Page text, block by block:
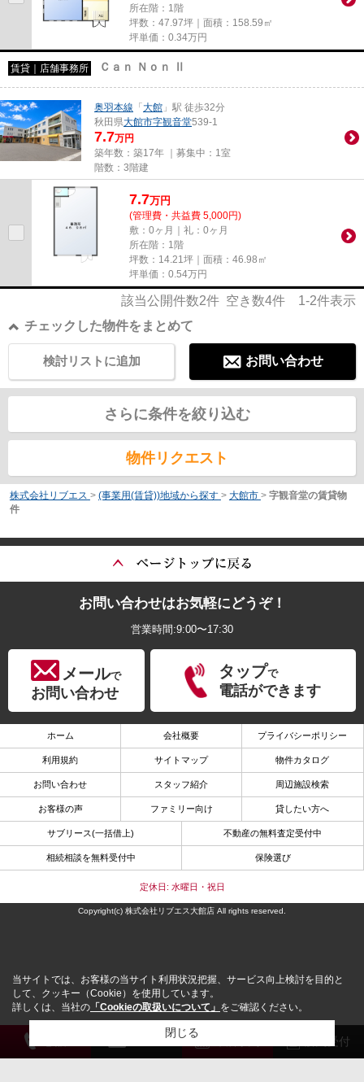
所在階：1階
坪数：47.97坪｜面積：158.59㎡
坪単価： 0.34万円
賃貸｜店舗事務所 Ｃａｎ Ｎｏｎ Ⅱ
奥羽本線 「 大館 」駅 徒歩32分
秋田県大館市字観音堂539-1
7.7万円
築年数：築17年 ｜募集中： 1室
階数：3階建
7.7万円
(管理費・共益費 5,000円)
敷：0ヶ月｜礼：0ヶ月
所在階：1階
坪数：14.21坪｜面積：46.98㎡
坪単価： 0.54万円
該当公開件数2件 空き数4件 1-2件表示
チェックした物件をまとめて
お問い合わせ
検討リストに追加
さらに条件を絞り込む
物件リクエスト
株式会社リブエス > (事業用(賃貸))地域から探す > 大館市 > 字観音堂の賃貸物
件
解約受付
お問い合わせはお気軽にどうぞ！
営業時間:9:00〜17:30
メールで
お問い合わせ
タップで
電話ができます
ホーム 会社概要 プライバシーポリシー
利用規約 サイトマップ 物件カタログ
お問い合わせ スタッフ紹介 周辺施設検索
お客様の声 ファミリー向け 貸したい方へ
サブリース(一括借上) 不動産の無料査定受付中
相続相談を無料受付中 保険選び
定休日: 水曜日・祝日
Copyright(c) 株式会社リブエス大館店 All rights reserved.
当サイトでは、お客様の当サイト利用状況把握、サービス向上検討を目的と
して、クッキー（Cookie）を使用しています。
詳しくは、当社の 「Cookieの取扱いについて」 をご確認ください。
閉じる